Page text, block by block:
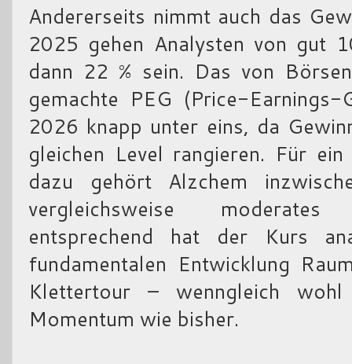
Andererseits nimmt auch das
2025 gehen Analysten von gut
dann 22 % sein. Das von
gemachte PEG (Price-
2026 knapp unter eins, da
gleichen Level rangieren. Für
dazu gehört Alzchem
vergleichsweise
entsprechend hat der Kurs
fundamentalen Entwicklung
Klettertour – wenngleich
Momentum wie bisher.